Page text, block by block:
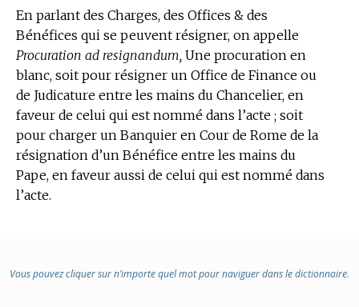
En parlant des Charges, des Offices & des
Bénéfices qui se peuvent résigner, on appelle
Procuration ad resignandum, Une procuration en
blanc, soit pour résigner un Office de Finance ou
de Judicature entre les mains du Chancelier, en
faveur de celui qui est nommé dans l’acte ; soit
pour charger un Banquier en Cour de Rome de la
résignation d’un Bénéfice entre les mains du
Pape, en faveur aussi de celui qui est nommé dans
l’acte.
Vous pouvez cliquer sur n’importe quel mot pour naviguer dans le dictionnaire.